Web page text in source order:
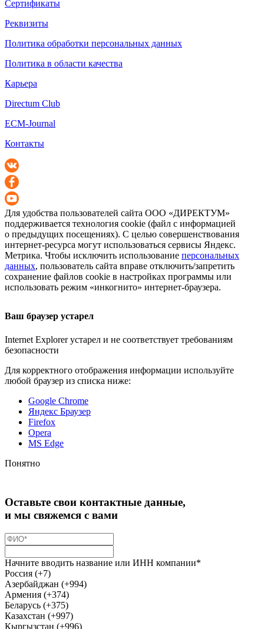
Сертификаты
Реквизиты
Политика обработки персональных данных
Политика в области качества
Карьера
Directum Club
ECM-Journal
Контакты
Для удобства пользователей сайта ООО «ДИРЕКТУМ»
поддерживается технология cookie (файл с информацией
о предыдущих посещениях). С целью совершенствования
интернет-ресурса могут использоваться сервисы Яндекс.
Метрика. Чтобы исключить использование персональных
данных, пользователь сайта вправе отключить/запретить
сохранение файлов cookie в настройках программы или
использовать режим «инкогнито» интернет-браузера.
Ваш браузер устарел
Internet Explorer устарел и не соответствует требованиям
безопасности
Для корректного отображения информации используйте
любой браузер из списка ниже:
Google Chrome
Яндекс Браузер
Firefox
Opera
MS Edge
Понятно
Оставьте свои контактные данные,
и мы свяжемся с вами
Начните вводить название или ИНН компании*
Россия (+7)
Азербайджан (+994)
Армения (+374)
Беларусь (+375)
Казахстан (+997)
Кыргызстан (+996)